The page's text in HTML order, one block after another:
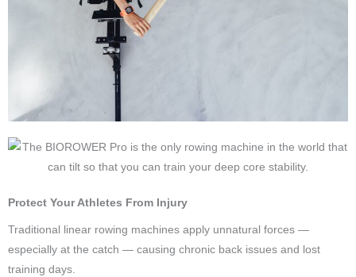
Protect Your Athletes From Injury
Traditional linear rowing machines apply unnatural forces —
especially at the catch — causing chronic back issues and lost
training days.